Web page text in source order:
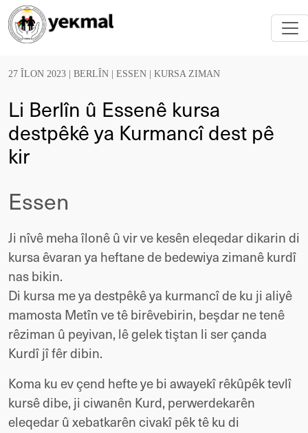
27 ÎLON 2023 | BERLÎN ESSEN KURSA ZIMAN
Li Berlîn û Essenê kursa
destpêkê ya Kurmancî dest pê
kir
Essen
Ji nîvê meha îlonê û vir ve kesên eleqedar dikarin di
kursa êvaran ya heftane de bedewiya zimanê kurdî
nas bikin.
Di kursa me ya destpêkê ya kurmancî de ku ji aliyê
mamosta Metîn ve tê birêvebirin, beşdar ne tenê
rêziman û peyivan, lê gelek tiştan li ser çanda
Kurdî jî fêr dibin.
Koma ku ev çend hefte ye bi awayekî rêkûpêk tevlî
kursê dibe, ji ciwanên Kurd, perwerdekarên
eleqedar û xebatkarên civakî pêk tê ku di